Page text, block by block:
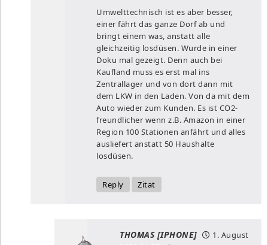
Umwelttechnisch ist es aber besser,
einer fährt das ganze Dorf ab und
bringt einem was, anstatt alle
gleichzeitig losdüsen. Wurde in einer
Doku mal gezeigt. Denn auch bei
Kaufland muss es erst mal ins
Zentrallager und von dort dann mit
dem LKW in den Laden. Von da mit dem
Auto wieder zum Kunden. Es ist CO2-
freundlicher wenn z.B. Amazon in einer
Region 100 Stationen anfährt und alles
ausliefert anstatt 50 Haushalte
losdüsen.
Reply Zitat
THOMAS [IPHONE]
1. August